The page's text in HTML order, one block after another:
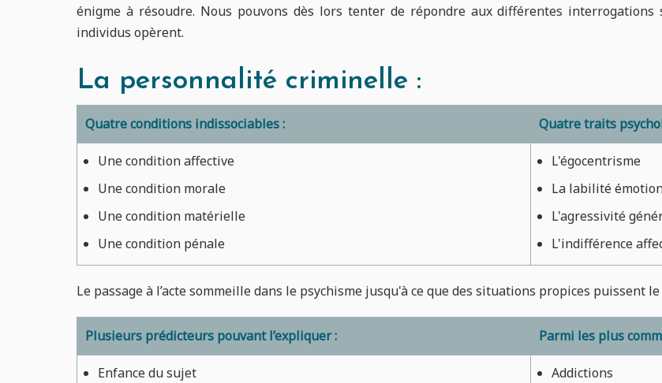
énigme à résoudre. Nous pouvons dès lors tenter de répondre aux différentes
individus opèrent.
La personnalité criminelle :
Quatre conditions indissociables : Quatre traits
Une condition affective
Une condition morale
Une condition matérielle
Une condition pénale
L'égocentrisme
La labilité
L'agressivité
L'indifférence
Le passage à l’acte sommeille dans le psychisme jusqu'à ce que des situations propices puissent
Plusieurs prédicteurs pouvant l’expliquer : Parmi les plus
Enfance du sujet
Addictions